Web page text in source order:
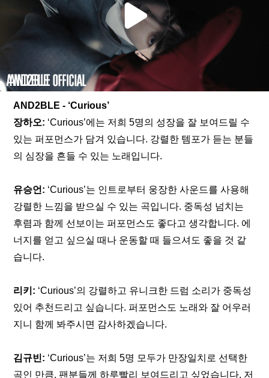
AND2BLE - ‘Curious’
장하오: ‘Curious’에는 저희 5명의 성장을 잘 보여드릴 수
있는 퍼포먼스가 담겨 있습니다. 강렬한 템포가 듣는 분들
의 심장을 흔들 수 있는 노래입니다.
유승언: ‘Curious’는 인트로부터 웅장한 사운드를 사용해
강렬한 느낌을 받으실 수 있는 곡입니다. 중독성 넘치는
후렴과 함께 선보이는 퍼포먼스도 좋다고 생각합니다. 에
너지를 얻고 싶으실 때나 운동할 때 들으셔도 좋을 것 같
습니다.
리키: ‘Curious’의 강렬하고 유니크한 드럼 소리가 중독성
있어 추천드리고 싶습니다. 퍼포먼스도 노래와 잘 어우러
지니 함께 봐주시면 감사하겠습니다.
김규빈: ‘Curious’는 저희 5명 모두가 만장일치로 선택한
곡인 만큼, 팬분들께 하루빨리 보여드리고 싶었습니다. 저